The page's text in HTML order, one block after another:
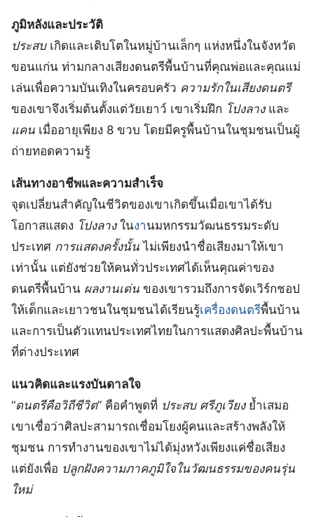
ภูมิหลังและประวัติ
ประสบเกิดและเติบโตในหมู่บ้านเล็กๆ แห่งหนึ่งในจังหวัด
ขอนแก่น ท่ามกลางเสียงดนตรีพื้นบ้านที่คุณพ่อและคุณแม่
เล่นเพื่อความบันเทิงในครอบครัว ความรักในเสียงดนตรี
ของเขาจึงเริ่มต้นตั้งแต่วัยเยาว์ เขาเริ่มฝึก โปงลางและ
แคน เมื่ออายุเพียง 8 ขวบ โดยมีครูพื้นบ้านในชุมชนเป็นผู้
ถ่ายทอดความรู้
เส้นทางอาชีพและความสำเร็จ
จุดเปลี่ยนสำคัญในชีวิตของเขาเกิดขึ้นเมื่อเขาได้รับ
โอกาสแสดง โปงลางในงานมหกรรมวัฒนธรรมระดับ
ประเทศ การแสดงครั้งนั้น ไม่เพียงนำชื่อเสียงมาให้เขา
เท่านั้น แต่ยังช่วยให้คนทั่วประเทศได้เห็นคุณค่าของ
ดนตรีพื้นบ้าน ผลงานเด่น ของเขารวมถึงการจัดเวิร์กชอป
ให้เด็กและเยาวชนในชุมชนได้เรียนรู้เครื่องดนตรีพื้นบ้าน
และการเป็นตัวแทนประเทศไทยในการแสดงศิลปะพื้นบ้าน
ที่ต่างประเทศ
แนวคิดและแรงบันดาลใจ
“ดนตรีคือวิถีชีวิต” คือคำพูดที่ ประสบ ศรีภูเวียงย้ำเสมอ
เขาเชื่อว่าศิลปะสามารถเชื่อมโยงผู้คนและสร้างพลังให้
ชุมชน การทำงานของเขาไม่ได้มุ่งหวังเพียงแค่ชื่อเสียง
แต่ยังเพื่อ ปลูกฝังความภาคภูมิใจในวัฒนธรรมของคนรุ่น
ใหม่